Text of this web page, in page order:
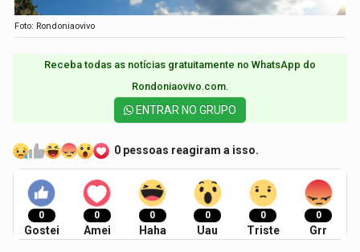
Foto: Rondoniaovivo
Receba todas as notícias gratuitamente no WhatsApp do
Rondoniaovivo.com.​
ENTRAR NO GRUPO
0 pessoas reagiram a isso.
0
Gostei
0
Amei
0
Haha
0
Uau
0
Triste
0
Grr